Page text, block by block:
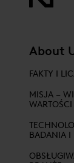
About
FAKTY I
MISJA –
WARTOŚCI
BADANIA I